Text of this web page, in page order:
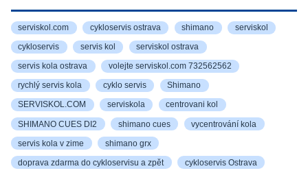
serviskol.com cykloservis ostrava shimano serviskol
cykloservis servis kol serviskol ostrava
servis kola ostrava volejte serviskol.com 732562562
rychlý servis kola cyklo servis Shimano
SERVISKOL.COM serviskola centrovani kol
SHIMANO CUES DI2 shimano cues vycentrování kola
servis kola v zime shimano grx
doprava zdarma do cykloservisu a zpět cykloservis Ostrava